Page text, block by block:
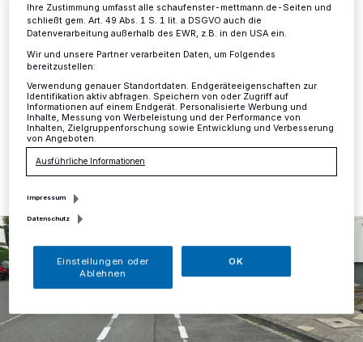
auf der Düsseldorfer Straße einen Beschluss aus dem
15.08.2024 , 12:16 Uhr
Ihre Zustimmung umfasst alle schaufenster-mettmann.de-Seiten und
schließt gem. Art. 49 Abs. 1 S. 1 lit. a DSGVO auch die
Datenverarbeitung außerhalb des EWR, z.B. in den USA ein.
Wir und unsere Partner verarbeiten Daten, um Folgendes
bereitzustellen:
Verwendung genauer Standortdaten. Endgeräteeigenschaften zur
Identifikation aktiv abfragen. Speichern von oder Zugriff auf
Informationen auf einem Endgerät. Personalisierte Werbung und
Inhalte, Messung von Werbeleistung und der Performance von
Inhalten, Zielgruppenforschung sowie Entwicklung und Verbesserung
von Angeboten.
Ausführliche Informationen
Impressum
Datenschutz
Einstellungen oder
Ablehnen
OK